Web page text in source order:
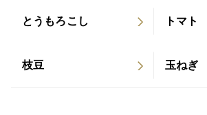
とうもろこし トマト
枝豆 玉ねぎ